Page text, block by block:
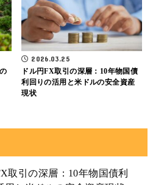
2026.03.25
ドル円FX取引の深層：10年物国債
利回りの活用と米ドルの安全資産
現状
取引の深層：10年物国債利